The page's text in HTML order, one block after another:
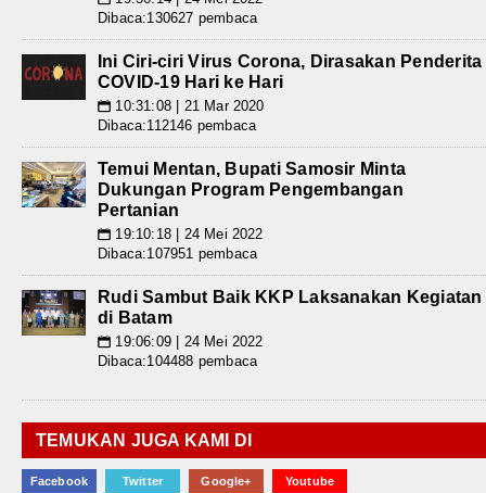
Dibaca:130627 pembaca
Ini Ciri-ciri Virus Corona, Dirasakan Penderita
COVID-19 Hari ke Hari
📅 10:31:08 | 21 Mar 2020
Dibaca:112146 pembaca
Temui Mentan, Bupati Samosir Minta
Dukungan Program Pengembangan
Pertanian
📅 19:10:18 | 24 Mei 2022
Dibaca:107951 pembaca
Rudi Sambut Baik KKP Laksanakan Kegiatan
di Batam
📅 19:06:09 | 24 Mei 2022
Dibaca:104488 pembaca
TEMUKAN JUGA KAMI DI
Facebook Twitter Google+ Youtube